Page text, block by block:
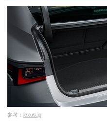
参考： lexus.jp